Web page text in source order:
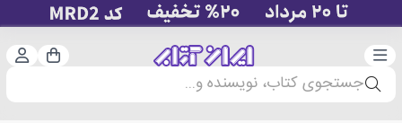
دسته‌بندی سبد
جستجوی کتاب، نویسنده و...